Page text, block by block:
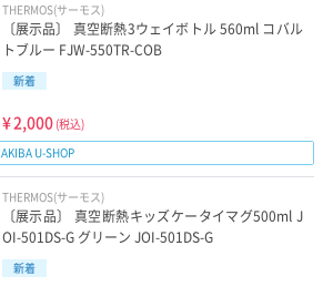
THERMOS(サーモス)
〔展示品〕 真空断熱3ウェイボトル 560ml コバル
トブルー FJW-550TR-COB
新着
¥2,000 (税込)
AKIBA U-SHOP
THERMOS(サーモス)
〔展示品〕 真空断熱キッズケータイマグ500ml J
OI-501DS-G グリーン JOI-501DS-G
新着